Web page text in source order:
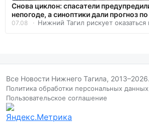
Снова циклон: спасатели
непогоде, а синоптики дали прогноз
07.08 Нижний Тагил рискует оказаться
Все Новости Нижнего Тагила,
Политика обработки персональных данных
Пользовательское соглашение